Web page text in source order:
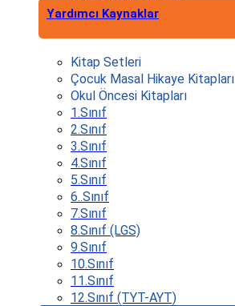
Yardımcı Kaynaklar
Kitap Setleri
Çocuk Masal Hikaye Kitapları
Okul Öncesi Kitapları
1.Sınıf
2.Sınıf
3.Sınıf
4.Sınıf
5.Sınıf
6..Sınıf
7.Sınıf
8.Sınıf (LGS)
9.Sınıf
10.Sınıf
11.Sınıf
12.Sınıf (TYT-AYT)